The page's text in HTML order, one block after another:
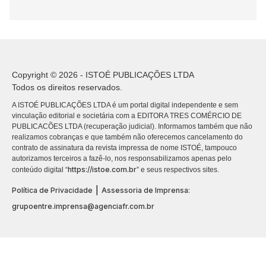
Copyright © 2026 - ISTOÉ PUBLICAÇÕES LTDA
Todos os direitos reservados.
A ISTOÉ PUBLICAÇÕES LTDA é um portal digital independente e sem
vinculação editorial e societária com a EDITORA TRES COMÉRCIO DE
PUBLICACÕES LTDA (recuperação judicial). Informamos também que não
realizamos cobranças e que também não oferecemos cancelamento do
contrato de assinatura da revista impressa de nome ISTOÉ, tampouco
autorizamos terceiros a fazê-lo, nos responsabilizamos apenas pelo
conteúdo digital “https://istoe.com.br” e seus respectivos sites.
Política de Privacidade
Assessoria de Imprensa:
grupoentre.imprensa@agenciafr.com.br